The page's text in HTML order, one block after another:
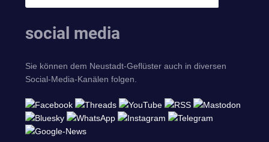
social media
Sie können dem Neustadt-Geflüster auch in diversen
Social-Media-Kanälen folgen.